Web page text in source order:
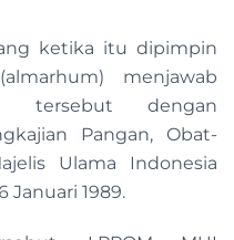
ketika itu dipimpin
menjawab
tersebut dengan
Pangan, Obat-
Ulama Indonesia
Januari 1989.